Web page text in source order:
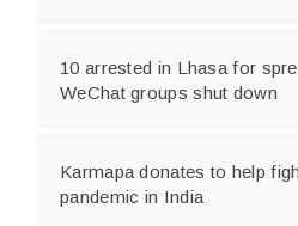
10 arrested in Lhasa for
WeChat groups shut down
Karmapa donates to help
pandemic in India